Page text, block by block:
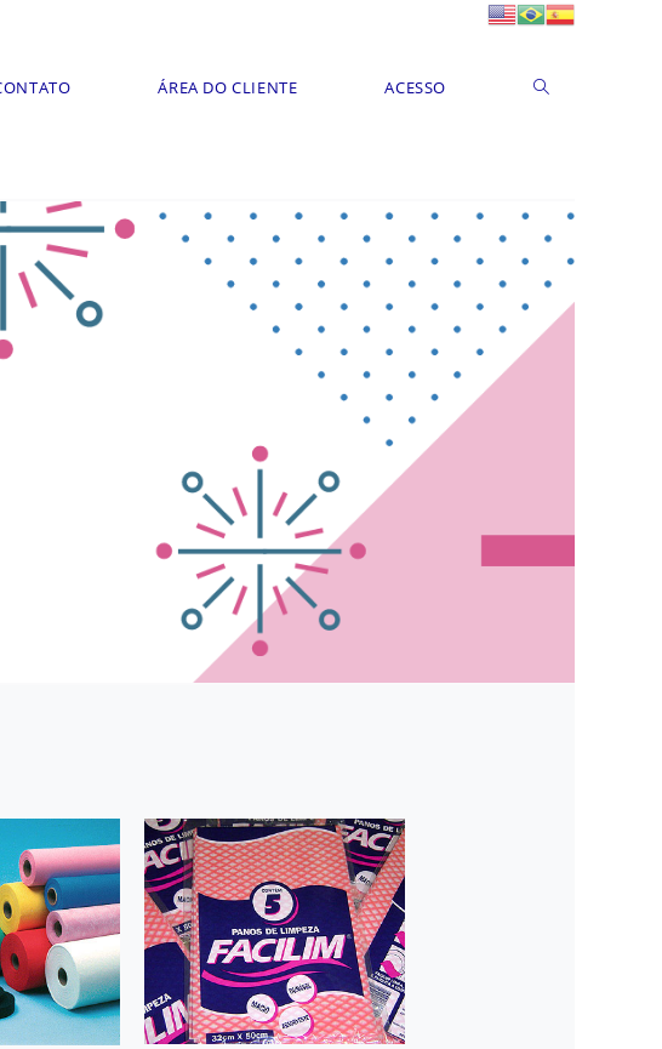
ÁREA DO CLIENTE ACESSO